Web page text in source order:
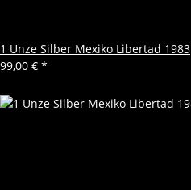
1 Unze Silber Mexiko Libertad 1983
99,00 € *